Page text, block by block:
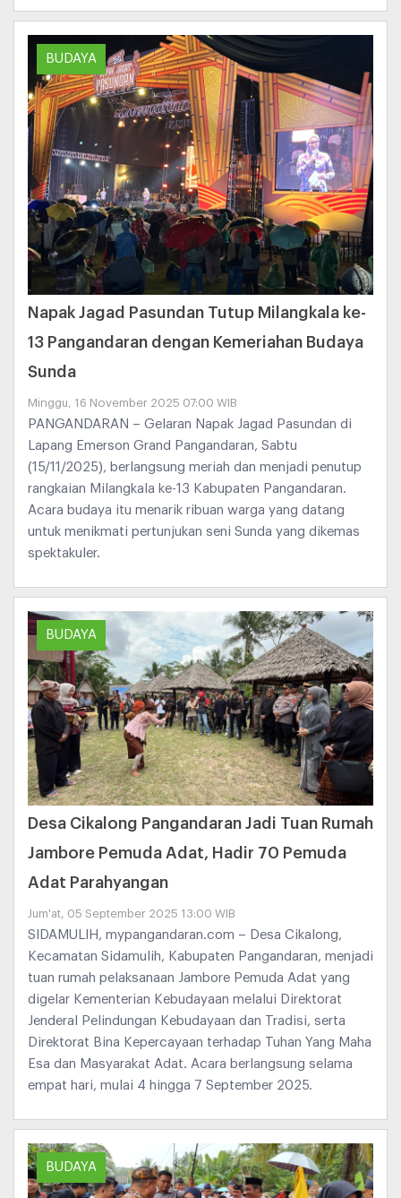
BUDAYA
Napak Jagad Pasundan Tutup Milangkala ke-
13 Pangandaran dengan Kemeriahan Budaya
Sunda
Minggu, 16 November 2025 07:00 WIB
PANGANDARAN – Gelaran Napak Jagad Pasundan di
Lapang Emerson Grand Pangandaran, Sabtu
(15/11/2025), berlangsung meriah dan menjadi penutup
rangkaian Milangkala ke-13 Kabupaten Pangandaran.
Acara budaya itu menarik ribuan warga yang datang
untuk menikmati pertunjukan seni Sunda yang dikemas
spektakuler.
BUDAYA
Desa Cikalong Pangandaran Jadi Tuan Rumah
Jambore Pemuda Adat, Hadir 70 Pemuda
Adat Parahyangan
Jum'at, 05 September 2025 13:00 WIB
SIDAMULIH, mypangandaran.com – Desa Cikalong,
Kecamatan Sidamulih, Kabupaten Pangandaran, menjadi
tuan rumah pelaksanaan Jambore Pemuda Adat yang
digelar Kementerian Kebudayaan melalui Direktorat
Jenderal Pelindungan Kebudayaan dan Tradisi, serta
Direktorat Bina Kepercayaan terhadap Tuhan Yang Maha
Esa dan Masyarakat Adat. Acara berlangsung selama
empat hari, mulai 4 hingga 7 September 2025.
BUDAYA